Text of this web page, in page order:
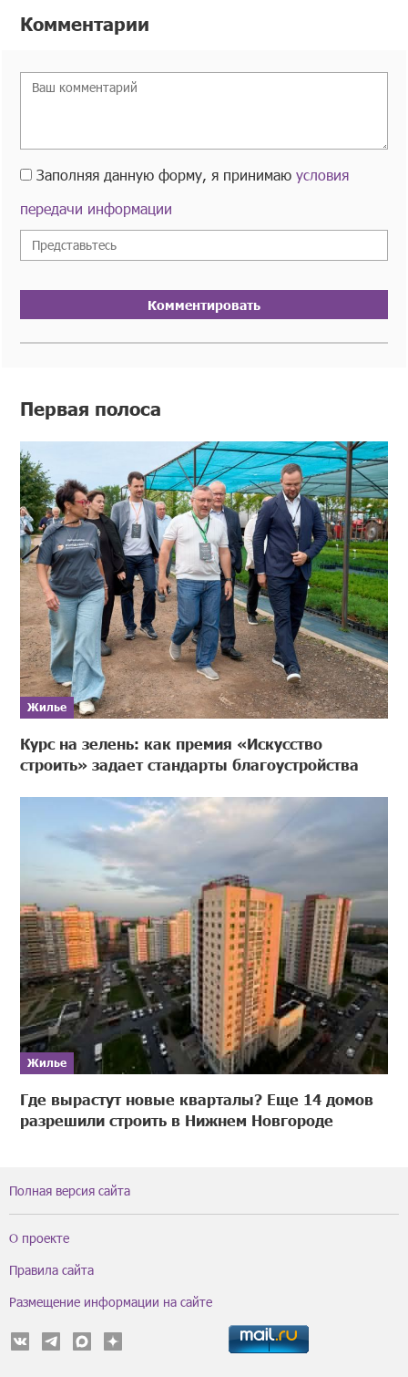
Комментарии
Заполняя данную форму, я принимаюусловия
передачи информации
Комментировать
Первая полоса
Жилье
Курс на зелень: как премия «Искусство
строить» задает стандарты благоустройства
Жилье
Где вырастут новые кварталы? Еще 14 домов
разрешили строить в Нижнем Новгороде
Полная версия сайта
О проекте
Правила сайта
Размещение информации на сайте